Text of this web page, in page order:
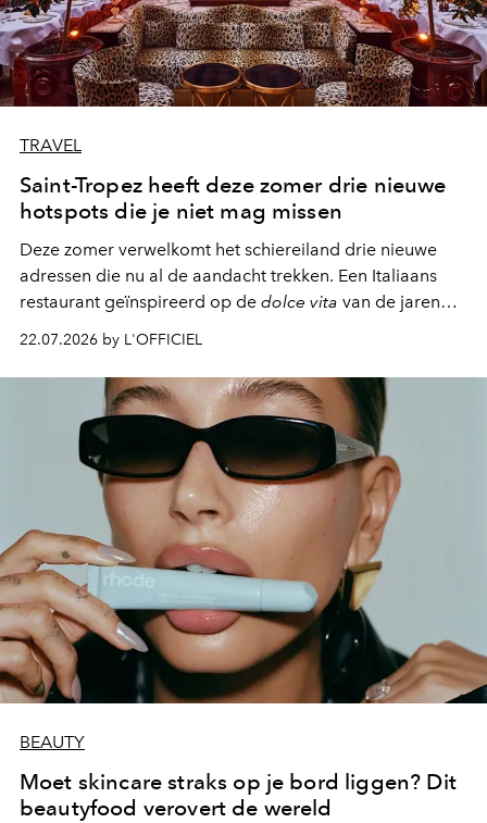
TRAVEL
Saint-Tropez heeft deze zomer drie nieuwe
hotspots die je niet mag missen
Deze zomer verwelkomt het schiereiland drie nieuwe
adressen die nu al de aandacht trekken. Een Italiaans
restaurant geïnspireerd op de dolce vita van de jaren
zestig, een Japanse hotspot die na zonsondergang
verandert in een bruisende ontmoetingsplek en de
legendarische Parijse club Raspoutine die eindelijk
neerstrijkt in Saint-Tropez. Dit zijn de nieuwe adressen
die deze zomer de toon zetten, van lange lunches tot
zwoele nachten.
22.07.2026 by L'OFFICIEL
BEAUTY
Moet skincare straks op je bord liggen? Dit
beautyfood verovert de wereld